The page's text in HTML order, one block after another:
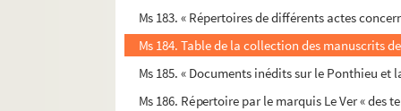
Ms 183. « Répertoires de différents actes
Ms 184. Table de la collection des manuscrits
Ms 185. « Documents inédits sur le Ponthieu
Ms 186. Répertoire par le marquis Le Ver « des